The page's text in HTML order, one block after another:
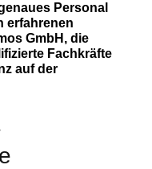
Personal
erfahrenen
GmbH, die
Fachkräfte
auf der